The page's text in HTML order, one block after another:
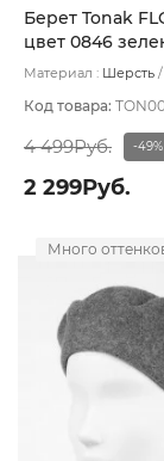
Берет Tonak
цвет 0846
Материал : Шерсть
Код товара:
4 499Руб. -49%
2 299Руб.
Много